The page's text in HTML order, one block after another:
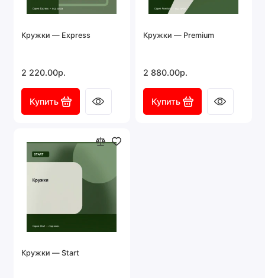
Кружки — Express
2 220.00р.
Купить
Кружки — Premium
2 880.00р.
Купить
Кружки — Start